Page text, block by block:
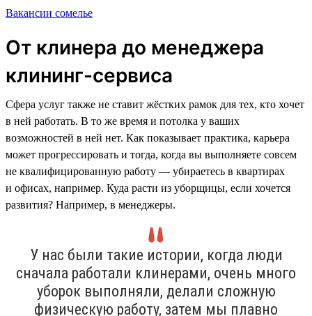
Вакансии сомелье
От клинера до менеджера
клининг-сервиса
Сфера услуг также не ставит жёстких рамок для тех, кто хочет
в ней работать. В то же время и потолка у ваших
возможностей в ней нет. Как показывает практика, карьера
может прогрессировать и тогда, когда вы выполняете совсем
не квалифицированную работу — убираетесь в квартирах
и офисах, например. Куда расти из уборщицы, если хочется
развития? Например, в менеджеры.
У нас были такие истории, когда люди
сначала работали клинерами, очень много
уборок выполняли, делали сложную
физическую работу, затем мы плавно